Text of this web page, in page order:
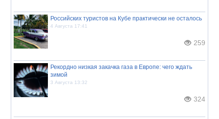
Российских туристов на Кубе практически не осталось
4 Августа 17:41
259
Рекордно низкая закачка газа в Европе: чего ждать
зимой
3 Августа 13:32
324